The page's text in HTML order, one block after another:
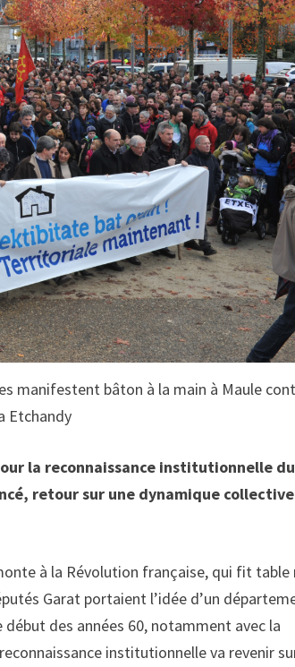
manifestent bâton à la main à Maule
Etchandy
la reconnaissance institutionnelle du
retour sur une dynamique
à la Révolution française, qui fit table
Garat portaient l’idée d’un
des années 60, notamment avec la
institutionnelle va revenir